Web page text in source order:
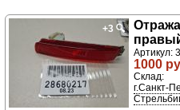
+3 🔍
Артикул:
1000
Склад:
г.Санкт-